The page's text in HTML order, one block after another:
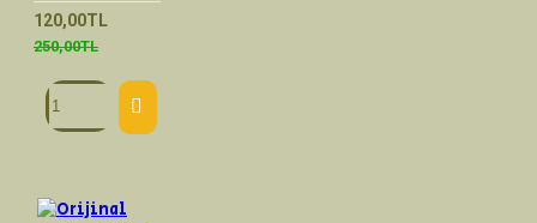
120,00TL
250,00TL